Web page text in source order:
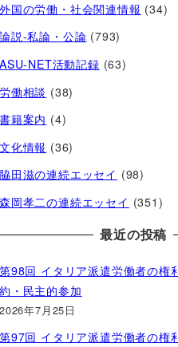
外国の労働・社会関連情報 (34)
論説-私論・公論 (793)
ASU-NET活動記録 (63)
労働相談 (38)
書籍案内 (4)
文化情報 (36)
脇田滋の連続エッセイ (98)
森岡孝二の連続エッセイ (351)
最近の投稿
第98回 イタリア派遣労働者の権
約・民主的参加
2026年7月25日
第97回 イタリア派遣労働者の権